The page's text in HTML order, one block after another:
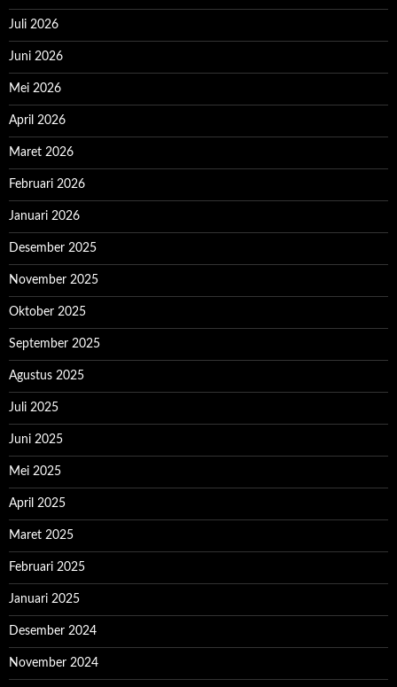
Juli 2026
Juni 2026
Mei 2026
April 2026
Maret 2026
Februari 2026
Januari 2026
Desember 2025
November 2025
Oktober 2025
September 2025
Agustus 2025
Juli 2025
Juni 2025
Mei 2025
April 2025
Maret 2025
Februari 2025
Januari 2025
Desember 2024
November 2024